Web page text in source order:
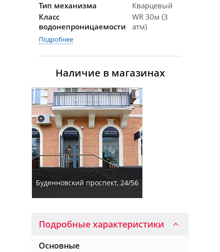
Тип механизма
Кварцевый
Класс
водонепроницаемости
WR 30м (3
атм)
Подробнее
Наличие в магазинах
Буденновский проспект, 24/56
Подробные характеристики
Основные